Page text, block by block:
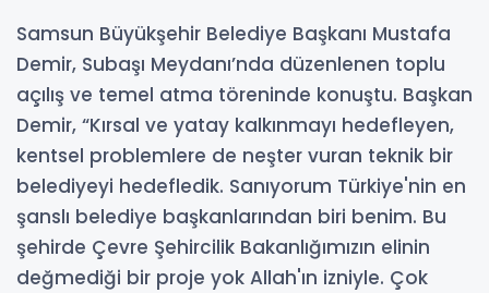
Samsun Büyükşehir Belediye Başkanı Mustafa
Demir, Subaşı Meydanı’nda düzenlenen toplu
açılış ve temel atma töreninde konuştu. Başkan
Demir, “Kırsal ve yatay kalkınmayı hedefleyen,
kentsel problemlere de neşter vuran teknik bir
belediyeyi hedefledik. Sanıyorum Türkiye'nin en
şanslı belediye başkanlarından biri benim. Bu
şehirde Çevre Şehircilik Bakanlığımızın elinin
değmediği bir proje yok Allah'ın izniyle. Çok